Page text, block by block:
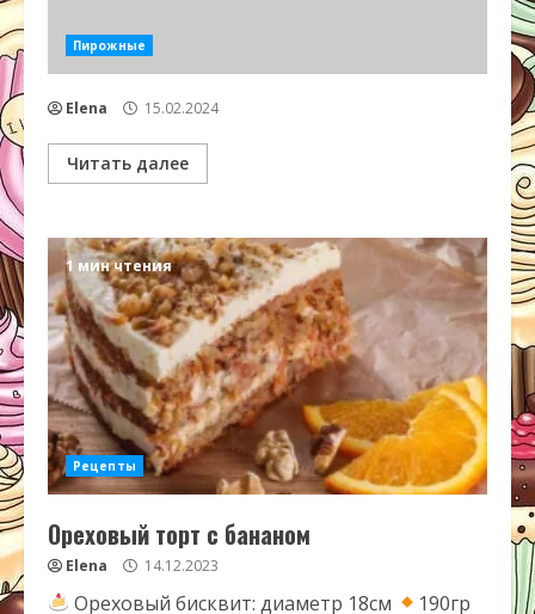
Пирожные
Elena 15.02.2024
Читать далее
1 мин чтения
Рецепты
Ореховый торт с бананом
Elena 14.12.2023
Ореховый бисквит: диаметр 18см
190гр